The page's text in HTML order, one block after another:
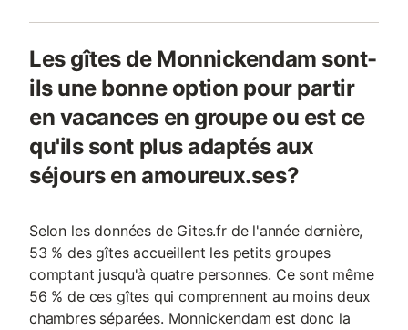
Les gîtes de Monnickendam sont-
ils une bonne option pour partir
en vacances en groupe ou est ce
qu'ils sont plus adaptés aux
séjours en amoureux.ses?
Selon les données de Gites.fr de l'année dernière,
53 % des gîtes accueillent les petits groupes
comptant jusqu'à quatre personnes. Ce sont même
56 % de ces gîtes qui comprennent au moins deux
chambres séparées. Monnickendam est donc la